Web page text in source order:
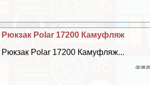
Рюкзак Polar 17200 Камуфляж
Рюкзак Polar 17200 Камуфляж...
02 08